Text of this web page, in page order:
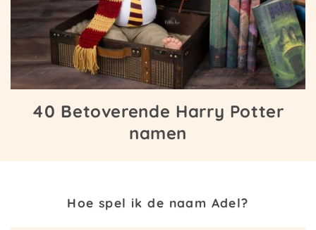
40 Betoverende Harry Potter
namen
Hoe spel ik de naam Adel?